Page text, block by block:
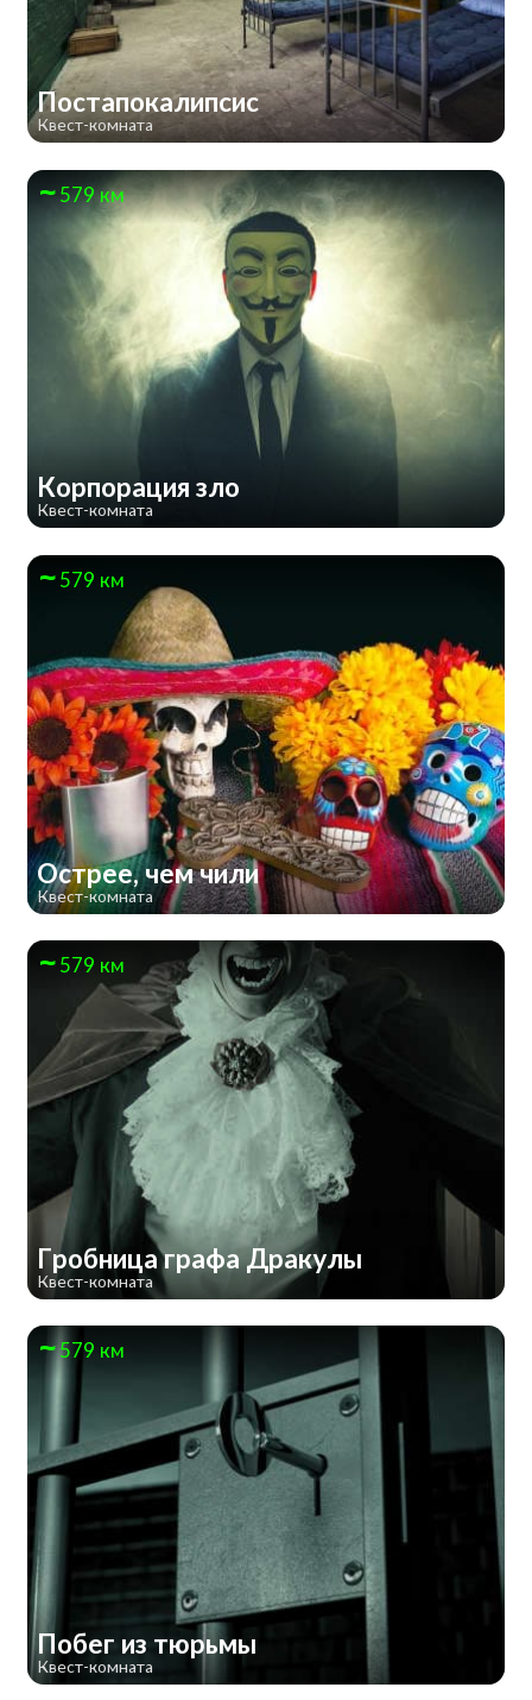
Постапокалипсис
Квест-комната
579 км
Корпорация зло
Квест-комната
579 км
Острее, чем чили
Квест-комната
579 км
Гробница графа Дракулы
Квест-комната
579 км
Побег из тюрьмы
Квест-комната